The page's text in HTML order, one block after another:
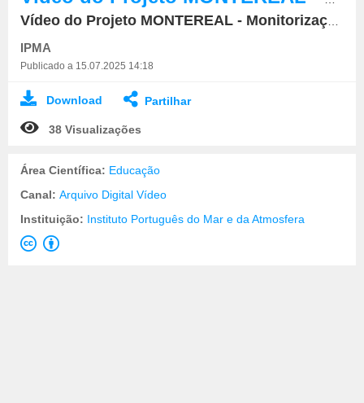
Vídeo do Projeto MONTEREAL - Monitorização em tempo real da frota de ganchorra.
IPMA
Publicado a 15.07.2025 14:18
Download Partilhar
38 Visualizações
Área Científica: Educação
Canal: Arquivo Digital Vídeo
Instituição: Instituto Português do Mar e da Atmosfera